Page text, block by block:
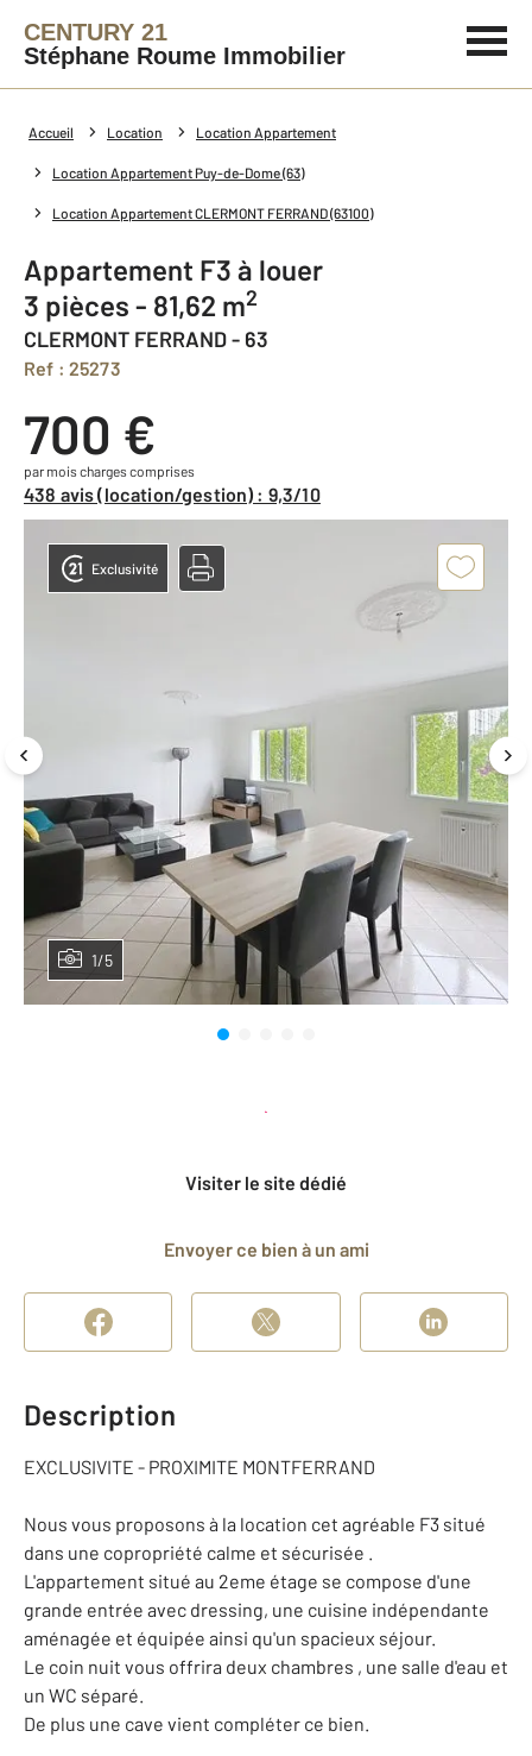
CENTURY 21
Stéphane Roume Immobilier
Accueil Location Location Appartement
Location Appartement Puy-de-Dome (63)
Location Appartement CLERMONT FERRAND (63100)
Appartement F3 à louer
3 pièces - 81,62 m2
CLERMONT FERRAND - 63
Ref : 25273
700 €
par mois charges comprises
438 avis (location/gestion) : 9,3/10
1/5
Exclusivité
Visiter le site dédié
Envoyer ce bien à un ami
Description
EXCLUSIVITE - PROXIMITE MONTFERRAND
Nous vous proposons à la location cet agréable F3 situé
dans une copropriété calme et sécurisée .
L'appartement situé au 2eme étage se compose d'une
grande entrée avec dressing, une cuisine indépendante
aménagée et équipée ainsi qu'un spacieux séjour.
Le coin nuit vous offrira deux chambres , une salle d'eau et
un WC séparé.
De plus une cave vient compléter ce bien.